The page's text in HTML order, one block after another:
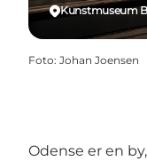
Kunstmuseum
Foto: Johan Joensen
Odense er en